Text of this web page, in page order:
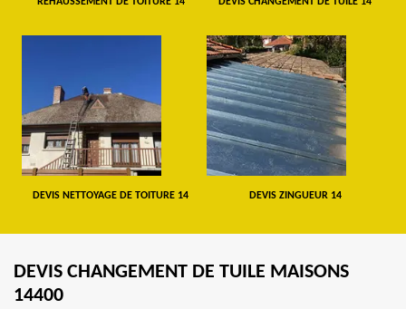
DEVIS NETTOYAGE DE TOITURE 14 DEVIS ZINGUEUR 14
DEVIS CHANGEMENT DE TUILE MAISONS
14400